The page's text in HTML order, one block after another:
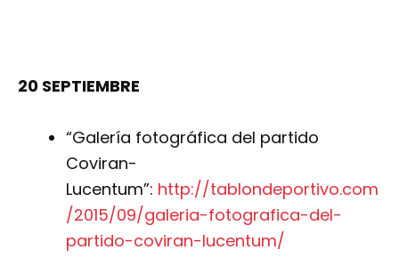
20 SEPTIEMBRE
“Galería fotográfica del partido
Coviran-
Lucentum”: http://tablondeportivo.com
/2015/09/galeria-fotografica-del-
partido-coviran-lucentum/